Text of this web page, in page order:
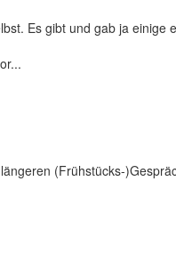
Es gibt und gab ja einige
(Frühstücks-